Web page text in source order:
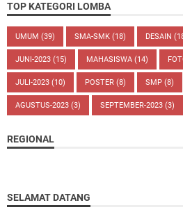
TOP KATEGORI LOMBA
UMUM (39) SMA-SMK (18) DESAIN
JUNI-2023 (15) MAHASISWA (14)
JULI-2023 (10) POSTER (8) SMP (8)
AGUSTUS-2023 (3) SEPTEMBER-2023 (3)
REGIONAL
SELAMAT DATANG